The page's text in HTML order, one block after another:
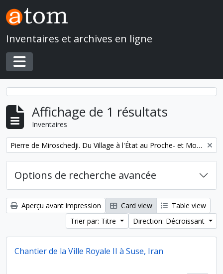
Skip to main content
Inventaires et archives en ligne
Toggle navigation
Affichage de 1 résultats
Inventaires
Remove filter: Pierre de Miroschedji. Du Village à l'État au Proche- et Moyen-Orient
Options de recherche avancée
Aperçu avant impression Card view
Table view
Trier par: Titre
Direction: Décroissant
Chantier de la Ville Royale II à Suse, Iran